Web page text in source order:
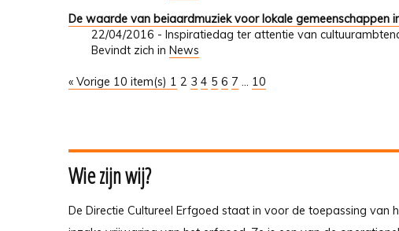
De waarde van beiaardmuziek voor lokale gemeenschappen
22/04/2016 - Inspiratiedag ter attentie van
Bevindt zich in News
« Vorige 10 item(s) 1 2 3 4 5 6 7 ... 10
Wie zijn wij?
De Directie Cultureel Erfgoed staat in voor de toepassing van